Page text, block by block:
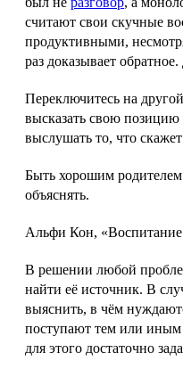
считают свои скучные
продуктивными,
раз доказывает
Переключитесь на
высказать свою
выслушать то, что
Быть хорошим
объяснять.
Альфи Кон, «Воспитание
В решении любой
найти её источник. В
выяснить, в чём
поступают тем или
для этого достаточно